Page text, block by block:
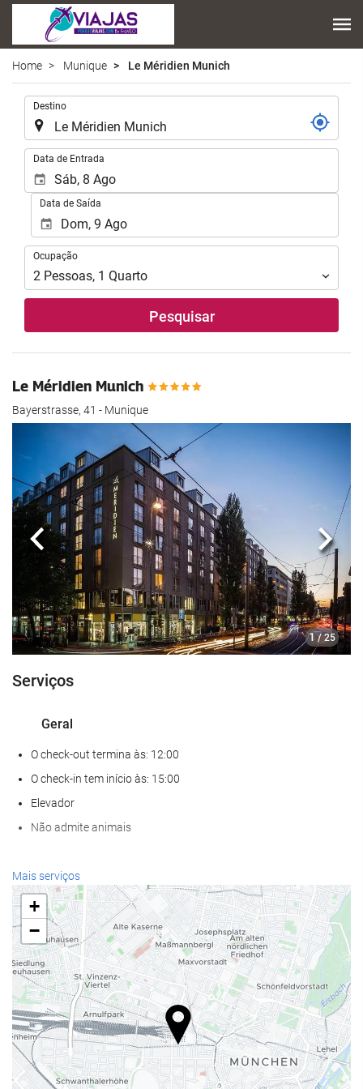
Home Munique Le Méridien Munich
Destino
Data de Entrada
Data de Saída
Ocupação
Ocupação
2 Pessoas, 1 Quarto
Pesquisar
Le Méridien Munich
Bayerstrasse, 41 - Munique
1 / 25
Anterior
Serviços
Geral
O check-out termina às: 12:00
O check-in tem início às: 15:00
Elevador
Não admite animais
Bem-estar
Spa
Banho turco
Sauna
Ginásio
Serviços de receção
Recepção disponível 24 horas
Sala para bagagem
Mais serviços
+
−